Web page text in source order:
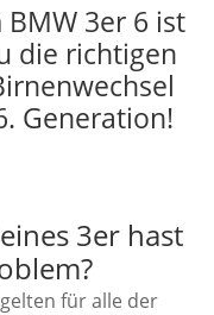
3er 6 ist
die richtigen
Generation!
3er hast
für alle der